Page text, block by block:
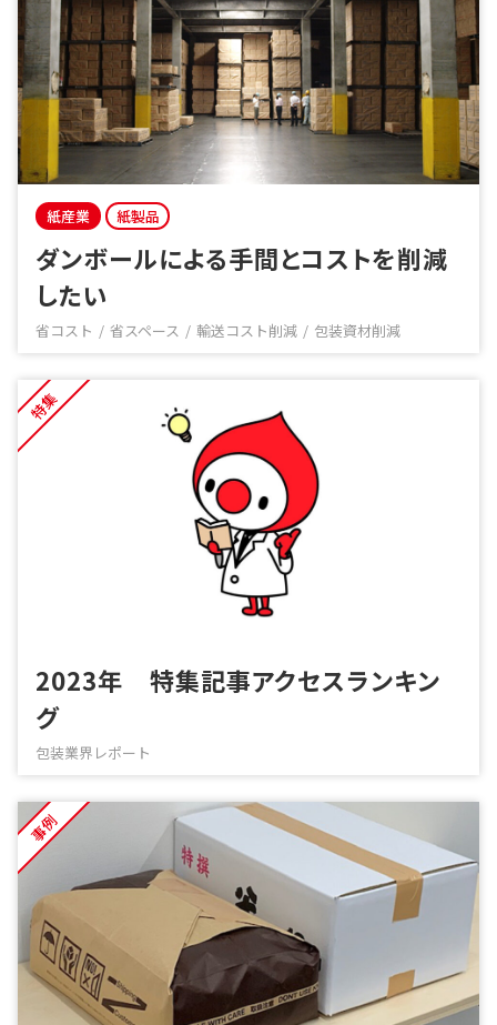
紙産業 紙製品
ダンボールによる手間とコストを削減
したい
省コスト 省スペース 輸送コスト削減 包装資材削減
特集
2023年 特集記事アクセスランキン
グ
包装業界レポート
事例